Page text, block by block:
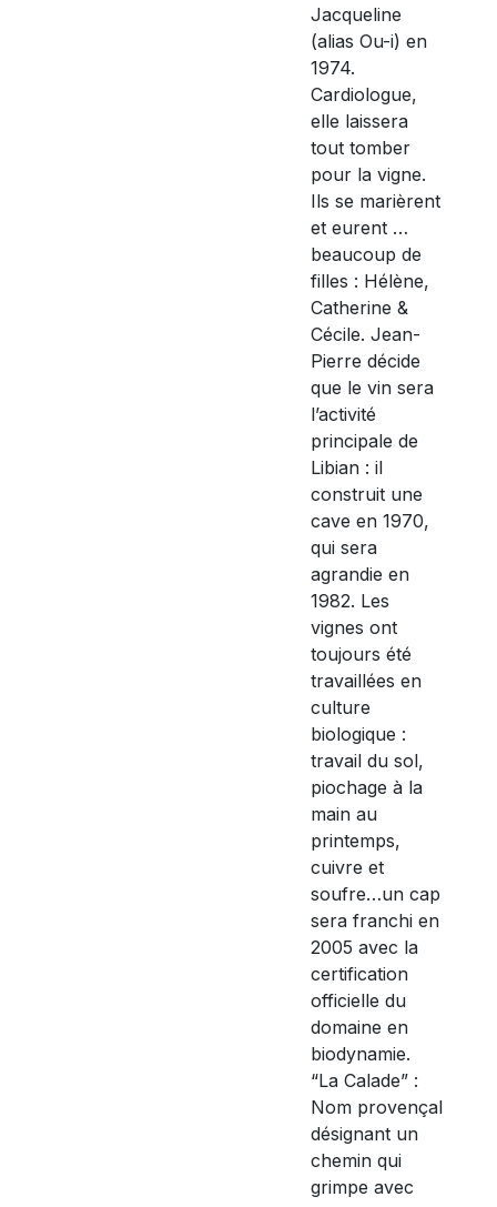
Jacqueline
(alias Ou-i) en
1974.
Cardiologue,
elle laissera
tout tomber
pour la vigne.
Ils se marièrent
et eurent …
beaucoup de
filles : Hélène,
Catherine &
Cécile. Jean-
Pierre décide
que le vin sera
l’activité
principale de
Libian : il
construit une
cave en 1970,
qui sera
agrandie en
1982. Les
vignes ont
toujours été
travaillées en
culture
biologique :
travail du sol,
piochage à la
main au
printemps,
cuivre et
soufre…un cap
sera franchi en
2005 avec la
certification
officielle du
domaine en
biodynamie.
“La Calade” :
Nom provençal
désignant un
chemin qui
grimpe avec